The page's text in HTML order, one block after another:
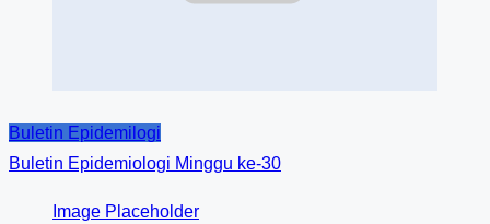
Buletin Epidemilogi
Buletin Epidemiologi Minggu ke-30
Image Placeholder